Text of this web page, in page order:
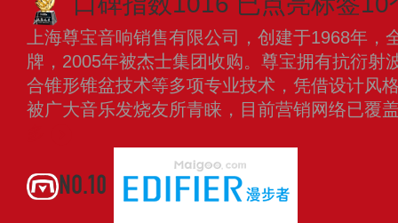
上海尊宝音响销售有限公司，创建于1968年，
牌，2005年被杰士集团收购。尊宝拥有抗衍射
合锥形锥盆技术等多项专业技术，凭借设计风
被广大音乐发烧友所青睐，目前营销网络已覆
NO.10